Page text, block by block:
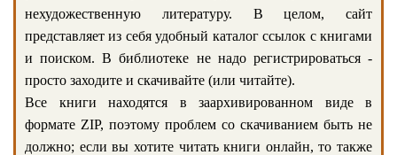
нехудожественную литературу. В целом, сайт
представляет из себя удобный каталог ссылок с книгами
и поиском. В библиотеке не надо регистрироваться -
просто заходите и скачивайте (или читайте).
Все книги находятся в заархивированном виде в
формате ZIP, поэтому проблем со скачиванием быть не
должно; если вы хотите читать книги онлайн, то также